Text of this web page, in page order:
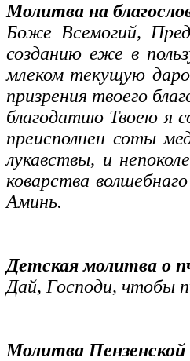
Молитва на
Боже Всемогий,
созданию еже в
млеком текущую
призрения твоего
благодатию Твоею я
преисполнен соты
лукавствы, и
коварства
Аминь.
Детская молитва о
Дай, Господи, чтобы
Молитва Пензенской